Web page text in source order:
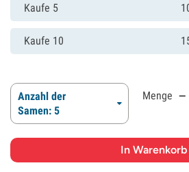
Kaufe 5
Kaufe 10
Anzahl der
Samen: 5
Menge -